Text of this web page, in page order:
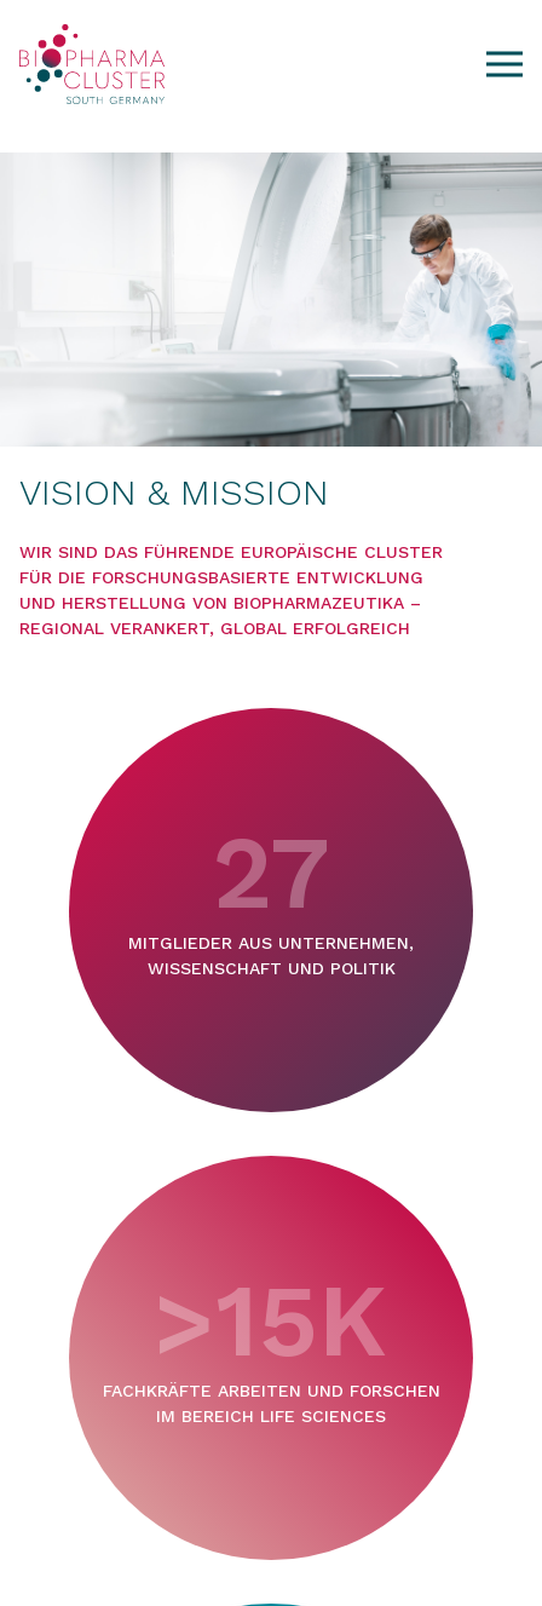
VISION & MISSION
WIR SIND DAS FÜHRENDE EUROPÄISCHE CLUSTER
FÜR DIE FORSCHUNGSBASIERTE ENTWICKLUNG
UND HERSTELLUNG VON BIOPHARMAZEUTIKA –
REGIONAL VERANKERT, GLOBAL ERFOLGREICH
27
MITGLIEDER AUS UNTERNEHMEN,
WISSENSCHAFT UND POLITIK
>15K
FACHKRÄFTE ARBEITEN UND FORSCHEN
IM BEREICH LIFE SCIENCES